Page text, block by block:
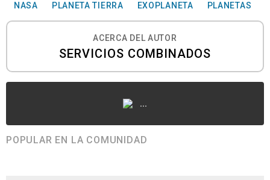
NASA PLANETA TIERRA EXOPLANETA PLANETAS
ACERCA DEL AUTOR
SERVICIOS COMBINADOS
...
POPULAR EN LA COMUNIDAD